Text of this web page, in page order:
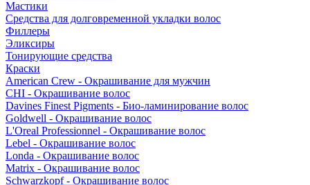
Мастики
Средства для долговременной укладки волос
Филлеры
Эликсиры
Тонирующие средства
Краски
American Crew - Окрашивание для мужчин
CHI - Окрашивание волос
Davines Finest Pigments - Био-ламинирование волос
Goldwell - Окрашивание волос
L'Oreal Professionnel - Окрашивание волос
Lebel - Окрашивание волос
Londa - Окрашивание волос
Matrix - Окрашивание волос
Schwarzkopf - Окрашивание волос